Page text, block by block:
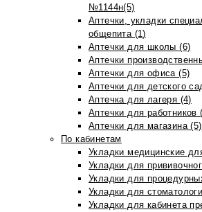
№1144н(5)
Аптечки, укладки
общепита (1)
Аптечки для школы (6)
Аптечки
Аптечки для офиса (5)
Аптечки для детского
Аптечка для лагеря (4)
Аптечки для работников
Аптечки для магазина (5)
По кабинетам
Укладки медицинские
Укладки для
Укладки для
Укладки для
Укладки для кабинета